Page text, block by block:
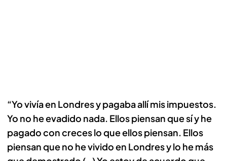
“Yo vivía en Londres y pagaba allí mis impuestos.
Yo no he evadido nada. Ellos piensan que sí y he
pagado con creces lo que ellos piensan. Ellos
piensan que no he vivido en Londres y lo he más